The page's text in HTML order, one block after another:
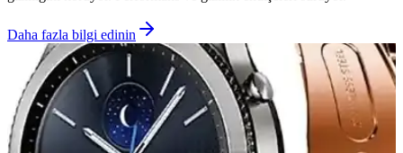
Daha fazla bilgi edinin